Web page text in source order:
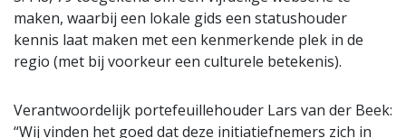
maken, waarbij een lokale gids een statushouder
kennis laat maken met een kenmerkende plek in de
regio (met bij voorkeur een culturele betekenis).
Verantwoordelijk portefeuillehouder Lars van der Beek:
“Wij vinden het goed dat deze initiatiefnemers zich in